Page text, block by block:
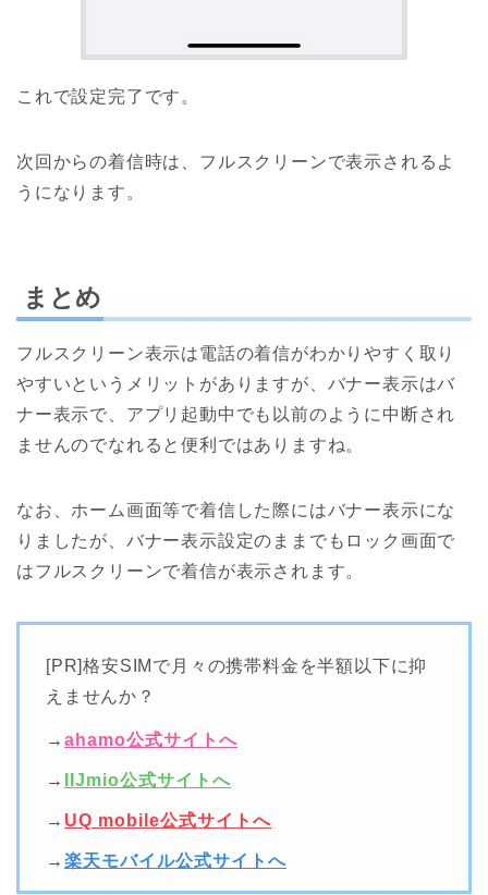
これで設定完了です。
次回からの着信時は、フルスクリーンで表示されるよ
うになります。
まとめ
フルスクリーン表示は電話の着信がわかりやすく取り
やすいというメリットがありますが、バナー表示はバ
ナー表示で、アプリ起動中でも以前のように中断され
ませんのでなれると便利ではありますね。
なお、ホーム画面等で着信した際にはバナー表示にな
りましたが、バナー表示設定のままでもロック画面で
はフルスクリーンで着信が表示されます。
[PR]格安SIMで月々の携帯料金を半額以下に抑
えませんか？
→ ahamo公式サイトへ
→ IIJmio公式サイトへ
→ UQ mobile公式サイトへ
→ 楽天モバイル公式サイトへ